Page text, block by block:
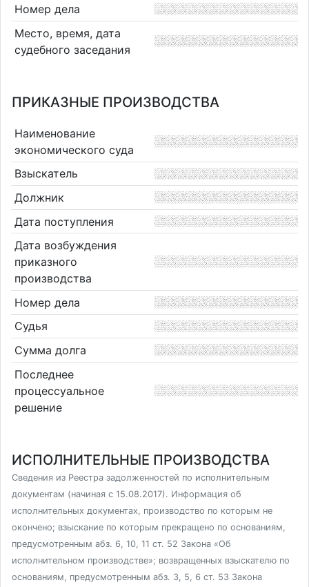
Номер дела
Место, время, дата
судебного заседания
ПРИКАЗНЫЕ ПРОИЗВОДСТВА
Наименование
экономического суда
Взыскатель
Должник
Дата поступления
Дата возбуждения
приказного
производства
Номер дела
Судья
Сумма долга
Последнее
процессуальное
решение
ИСПОЛНИТЕЛЬНЫЕ ПРОИЗВОДСТВА
Сведения из Реестра задолженностей по исполнительным
документам (начиная с 15.08.2017). Информация об
исполнительных документах, производство по которым не
окончено; взыскание по которым прекращено по основаниям,
предусмотренным абз. 6, 10, 11 ст. 52 Закона «Об
исполнительном производстве»; возвращенных взыскателю по
основаниям, предусмотренным абз. 3, 5, 6 ст. 53 Закона